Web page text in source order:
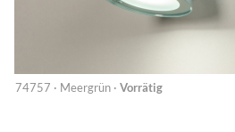
74757 · Meergrün · Vorrätig